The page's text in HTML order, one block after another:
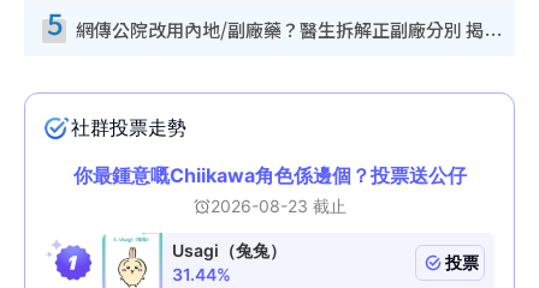
5 網傳公院改用內地/副廠藥？醫生拆解正副廠分別 揭4類人換藥隨時出事